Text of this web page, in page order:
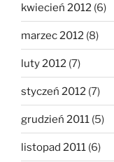
kwiecień 2012 (6)
marzec 2012 (8)
luty 2012 (7)
styczeń 2012 (7)
grudzień 2011 (5)
listopad 2011 (6)